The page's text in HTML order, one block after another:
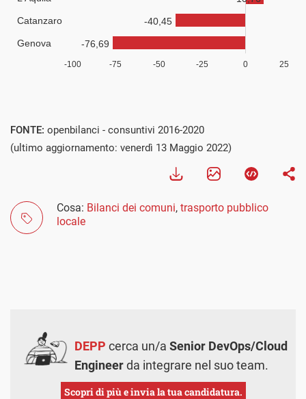
FONTE: openbilanci - consuntivi 2016-2020
(ultimo aggiornamento: venerdì 13 Maggio 2022)
Cosa: Bilanci dei comuni, trasporto pubblico
locale
DEPP cerca un/a Senior DevOps/Cloud
Engineerda integrare nel suo team.
Scopri di più e invia la tua candidatura.